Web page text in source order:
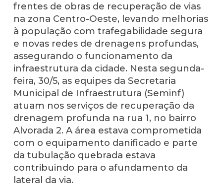
frentes de obras de recuperação de vias
na zona Centro-Oeste, levando melhorias
à população com trafegabilidade segura
e novas redes de drenagens profundas,
assegurando o funcionamento da
infraestrutura da cidade. Nesta segunda-
feira, 30/5, as equipes da Secretaria
Municipal de Infraestrutura (Seminf)
atuam nos serviços de recuperação da
drenagem profunda na rua 1, no bairro
Alvorada 2. A área estava comprometida
com o equipamento danificado e parte
da tubulação quebrada estava
contribuindo para o afundamento da
lateral da via.